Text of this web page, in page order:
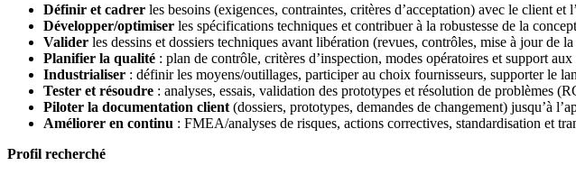
Définir et cadrer les besoins (exigences, contraintes, critères d’acceptation) avec le client et
Développer/optimiser les spécifications techniques et contribuer à la robustesse de la
Valider les dessins et dossiers techniques avant libération (revues, contrôles, mise à jour de
Planifier la qualité : plan de contrôle, critères d’inspection, modes opératoires et support
Industrialiser : définir les moyens/outillages, participer au choix fournisseurs, supporter le
Tester et résoudre : analyses, essais, validation des prototypes et résolution de problèmes
Piloter la documentation client (dossiers, prototypes, demandes de changement) jusqu’à
Améliorer en continu : FMEA/analyses de risques, actions correctives, standardisation et
Profil recherché